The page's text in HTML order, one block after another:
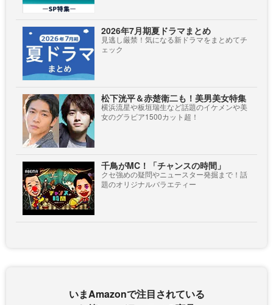
2026年7月期夏ドラマまとめ
見逃し厳禁！気になる新ドラマをまとめてチ
ェック
松下洸平＆赤楚衛二も！美男美女特集
横浜流星や板垣瑞生など話題のイケメンや美
女のグラビア1500カット超！
千鳥がMC！「チャンスの時間」
クセ強めの疑問やニュースター発掘まで！話
題のオリジナルバラエティー
いまAmazonで注目されている